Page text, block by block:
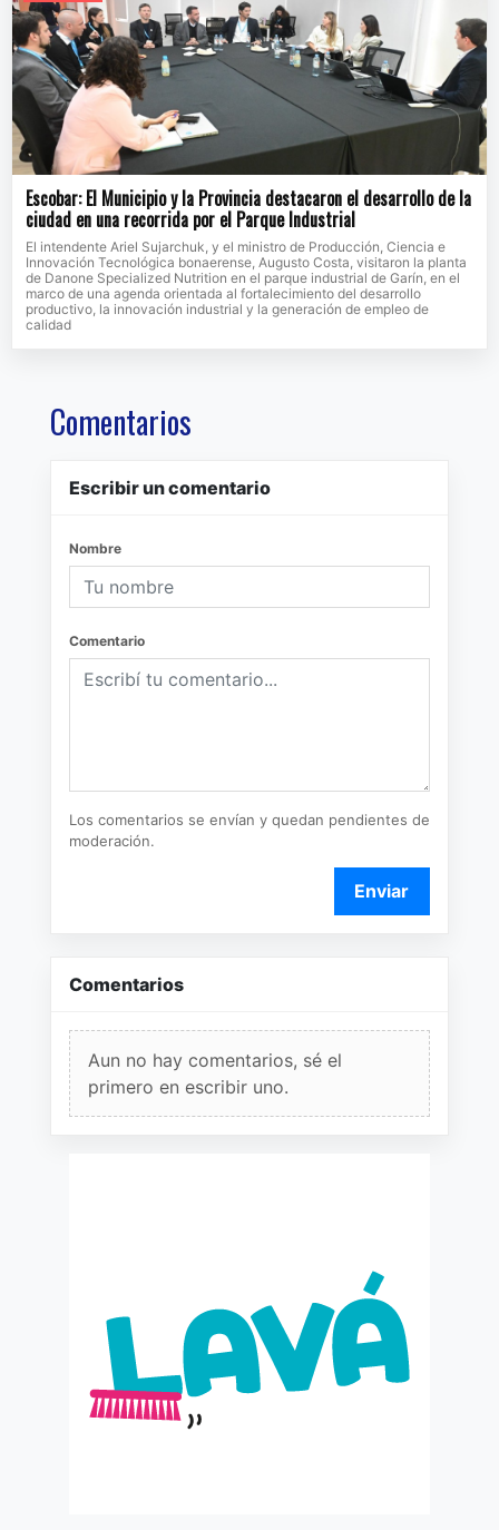
Escobar: El Municipio y la Provincia destacaron el desarrollo de la
ciudad en una recorrida por el Parque Industrial
El intendente Ariel Sujarchuk, y el ministro de Producción, Ciencia e
Innovación Tecnológica bonaerense, Augusto Costa, visitaron la planta
de Danone Specialized Nutrition en el parque industrial de Garín, en el
marco de una agenda orientada al fortalecimiento del desarrollo
productivo, la innovación industrial y la generación de empleo de
calidad
Comentarios
Escribir un comentario
Nombre
Comentario
Los comentarios se envían y quedan pendientes de
moderación.
Enviar
Comentarios
Aun no hay comentarios, sé el
primero en escribir uno.